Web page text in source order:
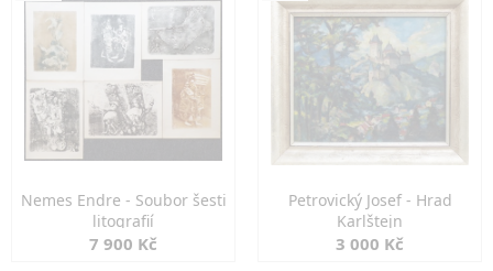
Nemes Endre - Soubor šesti
litografií
7 900 Kč
Petrovický Josef - Hrad
Karlštejn
3 000 Kč